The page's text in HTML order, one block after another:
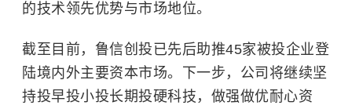
的技术领先优势与市场地位。
截至目前，鲁信创投已先后助推45家被投企业登
陆境内外主要资本市场。下一步，公司将继续坚
持投早投小投长期投硬科技，做强做优耐心资